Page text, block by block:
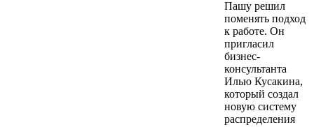
Пашу решил
поменять подход
к работе. Он
пригласил
бизнес-
консультанта
Илью Кусакина,
который создал
новую систему
распределения